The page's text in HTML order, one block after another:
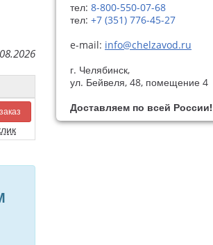
тел: 8-800-550-07-68
тел: +7 (351) 776-45-27
e-mail: info@chelzavod.ru
г. Челябинск,
ул. Бейвеля, 48, помещение 4
Доставляем по всей России!